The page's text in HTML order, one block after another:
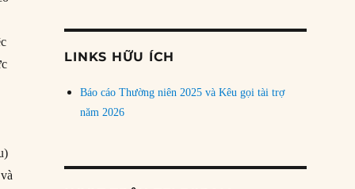
LINKS HỮU ÍCH
Báo cáo Thường niên 2025 và Kêu gọi tài trợ
năm 2026